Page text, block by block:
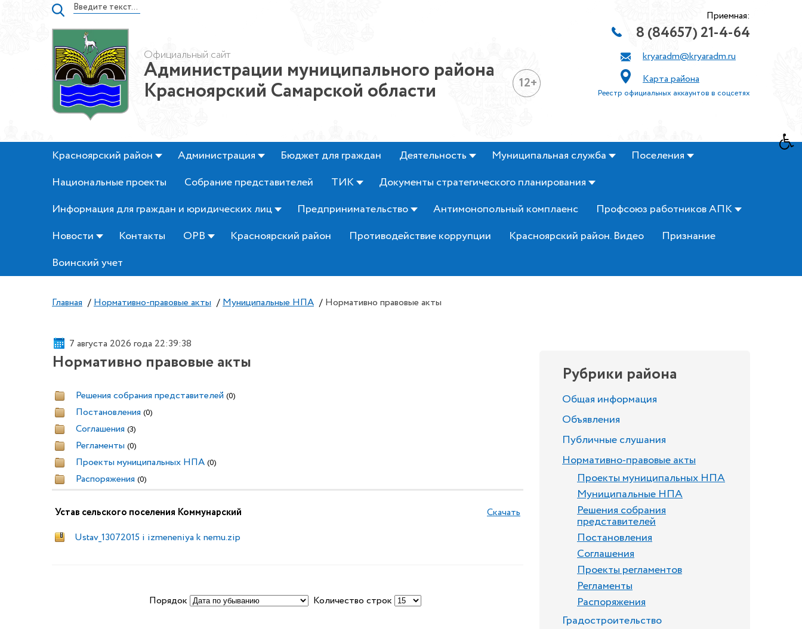
Официальный сайт
Администрации муниципального района
Красноярский Самарской области 12+
Приемная:
8 (84657) 21-4-64
kryaradm@kryaradm.ru
Карта района
Реестр официальных аккаунтов в соцсетях
Красноярский район Администрация Бюджет для граждан Деятельность Муниципальная служба
Поселения
Национальные проекты
Собрание представителей ТИК
Документы стратегического планирования
Информация для граждан и юридических лиц
Предпринимательство Антимонопольный комплаенс
Профсоюз работников АПК
Новости
Контакты ОРВ Красноярский район Противодействие коррупции Красноярский район. Видео
Признание
Воинский учет
Главная / Нормативно-правовые акты / Муниципальные НПА / Нормативно правовые акты
7 августа 2026 года 22:39:39
Нормативно правовые акты
Решения собрания представителей (0)
Постановления (0)
Соглашения (3)
Регламенты (0)
Проекты муниципальных НПА (0)
Распоряжения (0)
Устав сельского поселения Коммунарский
Ustav_13072015 i izmeneniya k nemu.zip
Скачать
Порядок Количество строк
Рубрики района
Общая информация
Объявления
Публичные слушания
Нормативно-правовые акты
Проекты муниципальных НПА
Муниципальные НПА
Решения собрания
представителей
Постановления
Соглашения
Проекты регламентов
Регламенты
Распоряжения
Градостроительство